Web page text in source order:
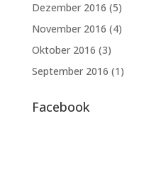
Dezember 2016 (5)
November 2016 (4)
Oktober 2016 (3)
September 2016 (1)
Facebook